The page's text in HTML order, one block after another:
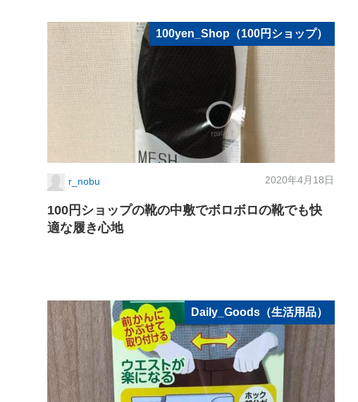
100yen_Shop（100円ショップ）
r_nobu 2020年4月18日
100円ショップの靴の中敷でボロボロの靴でも快
適な履き心地
Daily_Goods（生活用品）